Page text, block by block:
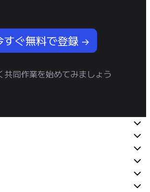
すぐ無料で登録 →
共同作業を始めてみましょう